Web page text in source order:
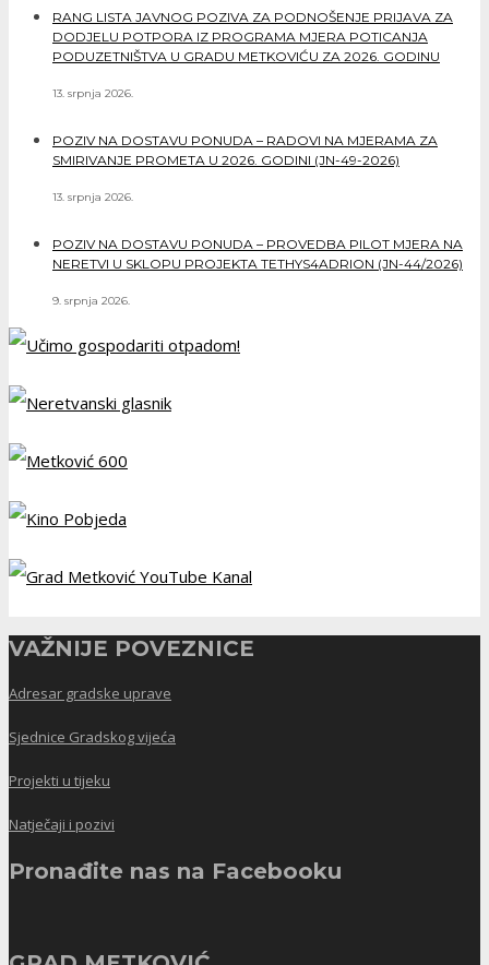
RANG LISTA JAVNOG POZIVA ZA PODNOŠENJE PRIJAVA ZA
DODJELU POTPORA IZ PROGRAMA MJERA POTICANJA
PODUZETNIŠTVA U GRADU METKOVIĆU ZA 2026. GODINU
13. srpnja 2026.
POZIV NA DOSTAVU PONUDA – RADOVI NA MJERAMA ZA
SMIRIVANJE PROMETA U 2026. GODINI (JN-49-2026)
13. srpnja 2026.
POZIV NA DOSTAVU PONUDA – PROVEDBA PILOT MJERA NA
NERETVI U SKLOPU PROJEKTA TETHYS4ADRION (JN-44/2026)
9. srpnja 2026.
VAŽNIJE POVEZNICE
Adresar gradske uprave
Sjednice Gradskog vijeća
Projekti u tijeku
Natječaji i pozivi
Pronađite nas na Facebooku